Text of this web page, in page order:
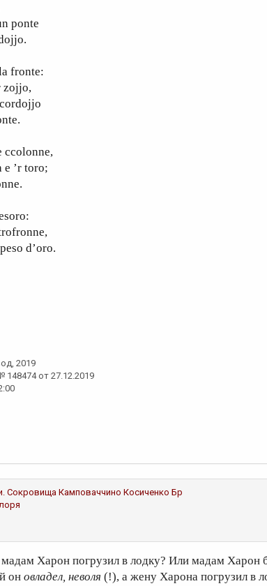
ponte
fronte:
zojjo,
ccolonne,
e ’r toro;
d’oro.
2019
148474 от 27.12.2019
Сокровища Камповаччино Косиченко Бр
Харон погрузил в лодку? Или мадам Харон
он овладел, неволя (!), а жену Харона погрузил в